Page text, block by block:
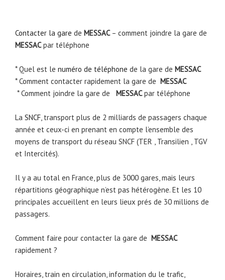
Contacter la gare de MESSAC– comment joindre la gare de
MESSACpar téléphone
* Quel est le numéro de téléphone de la gare de MESSAC
* Comment contacter rapidement la gare de MESSAC
* Comment joindre la gare de
MESSACpar téléphone
La SNCF, transport plus de 2 milliards de passagers chaque
année et ceux-ci en prenant en compte l’ensemble des
moyens de transport du réseau SNCF (TER , Transilien , TGV
et Intercités).
Il y a au total en France, plus de 3000 gares, mais leurs
répartitions géographique n’est pas hétérogène. Et les 10
principales accueillent en leurs lieux prés de 30 millions de
passagers.
Comment faire pour contacter la gare de MESSAC
rapidement ?
Horaires, train en circulation, information du le trafic,